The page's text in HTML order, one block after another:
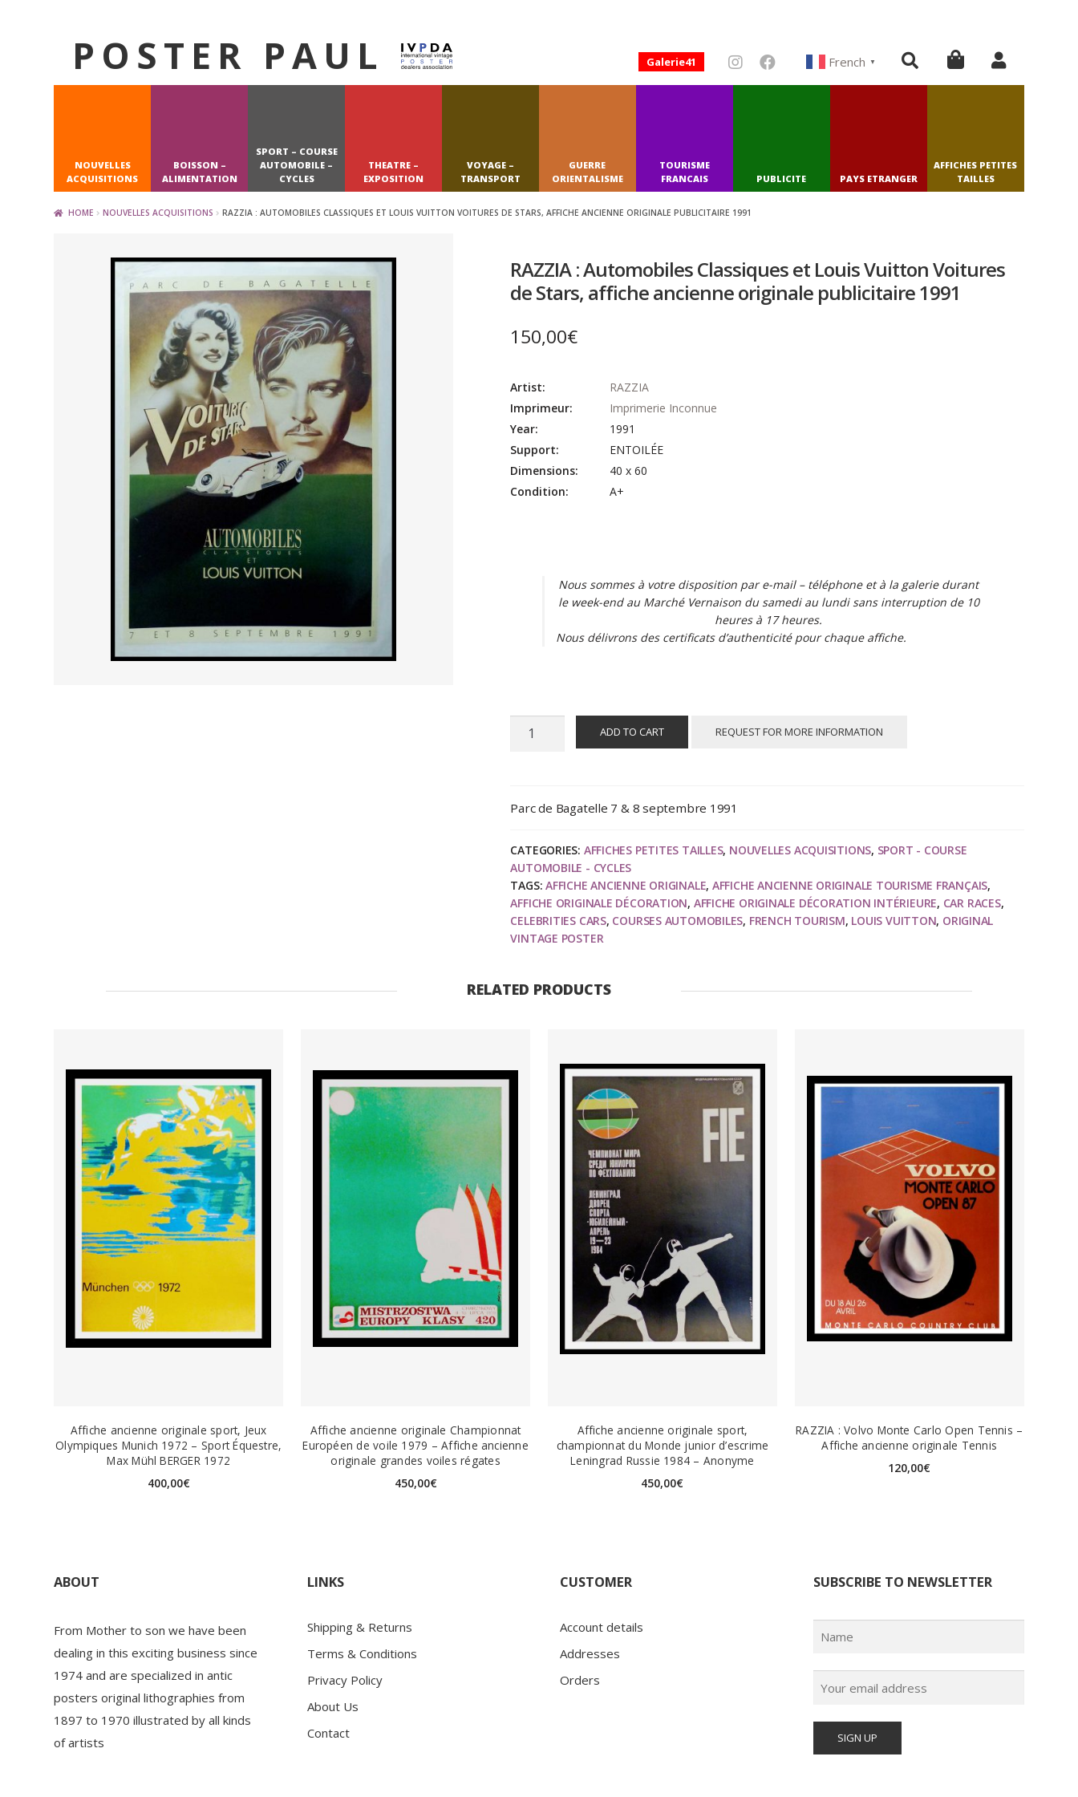
Skip
navigation
Skip
content
POSTER PAUL French ▼
Galerie41
NOUVELLES
ACQUISITIONS
BOISSON –
ALIMENTATION
SPORT – COURSE
AUTOMOBILE –
CYCLES
THEATRE –
EXPOSITION
VOYAGE –
TRANSPORT
GUERRE
ORIENTALISME
TOURISME
FRANCAIS
PUBLICITE PAYS ETRANGER
AFFICHES PETITES
TAILLES
HOME NOUVELLES ACQUISITIONS RAZZIA : AUTOMOBILES CLASSIQUES ET LOUIS VUITTON VOITURES DE STARS, AFFICHE ANCIENNE ORIGINALE PUBLICITAIRE 1991
RAZZIA : Automobiles Classiques et Louis Vuitton Voitures
de Stars, affiche ancienne originale publicitaire 1991
150,00€
Artist:
RAZZIA
Imprimeur:
Imprimerie Inconnue
Year:
1991
Support:
ENTOILÉE
Dimensions:
40 x 60
Condition:
A+
Nous sommes à votre disposition par e-mail – téléphone et à la galerie durant
le week-end au Marché Vernaison du samedi au lundi sans interruption de 10
heures à 17 heures.
Nous délivrons des certificats d’authenticité pour chaque affiche.
RAZZIA
et
Vuitton
Voitures
de
Stars,
affiche
ancienne
publicitaire
ADD TO CART REQUEST FOR MORE INFORMATION
Parc de Bagatelle 7 & 8 septembre 1991
CATEGORIES: AFFICHES PETITES TAILLES, NOUVELLES ACQUISITIONS, SPORT - COURSE
AUTOMOBILE - CYCLES
TAGS:AFFICHE ANCIENNE ORIGINALE, AFFICHE ANCIENNE ORIGINALE TOURISME FRANÇAIS,
AFFICHE ORIGINALE DÉCORATION, AFFICHE ORIGINALE DÉCORATION INTÉRIEURE, CAR RACES,
CELEBRITIES CARS, COURSES AUTOMOBILES, FRENCH TOURISM, LOUIS VUITTON, ORIGINAL
VINTAGE POSTER
RELATED PRODUCTS
Affiche ancienne originale sport, Jeux
Olympiques Munich 1972 – Sport Équestre,
Max Mühl BERGER 1972
400,00€
Affiche ancienne originale Championnat
Européen de voile 1979 – Affiche ancienne
originale grandes voiles régates
450,00€
Affiche ancienne originale sport,
championnat du Monde junior d’escrime
Leningrad Russie 1984 – Anonyme
450,00€
RAZZIA : Volvo Monte Carlo Open Tennis –
Affiche ancienne originale Tennis
120,00€
ABOUT
From Mother to son we have been
dealing in this exciting business since
1974 and are specialized in antic
posters original lithographies from
1897 to 1970 illustrated by all kinds
of artists
LINKS
Shipping & Returns
Terms & Conditions
Privacy Policy
About Us
Contact
CUSTOMER
Account details
Addresses
Orders
SUBSCRIBE TO NEWSLETTER